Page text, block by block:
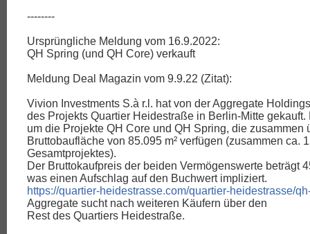
--------
Ursprüngliche Meldung vom 16.9.2022:
QH Spring (und QH Core) verkauft
Meldung Deal Magazin vom 9.9.22 (Zitat):
Vivion Investments S.à r.l. hat von der Aggregate
des Projekts Quartier Heidestraße in Berlin-Mitte gekauft.
um die Projekte QH Core und QH Spring, die zusammen
Bruttobaufläche von 85.095 m² verfügen (zusammen ca.
Gesamtprojektes).
Der Bruttokaufpreis der beiden Vermögenswerte beträgt
was einen Aufschlag auf den Buchwert impliziert.
https://quartier-heidestrasse.com/quartier-heidestrasse/
Aggregate sucht nach weiteren Käufern über den
Rest des Quartiers Heidestraße.